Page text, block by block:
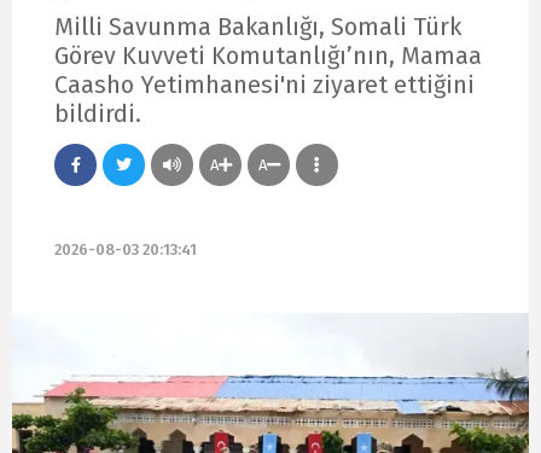
Milli Savunma Bakanlığı, Somali Türk
Görev Kuvveti Komutanlığı’nın, Mamaa
Caasho Yetimhanesi'ni ziyaret ettiğini
bildirdi.
A A
2026-08-03 20:13:41